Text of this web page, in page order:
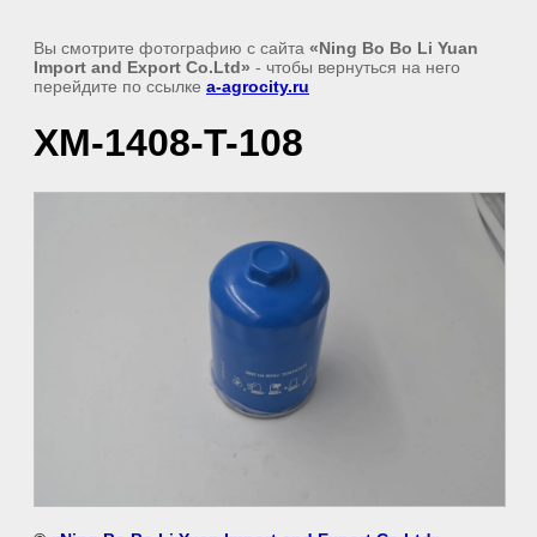
Вы смотрите фотографию с сайта «Ning Bo Bo Li Yuan
Import and Export Co.Ltd» - чтобы вернуться на него
перейдите по ссылке a-agrocity.ru
XM-1408-T-108